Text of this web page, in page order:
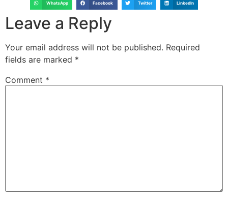
WhatsApp Facebook Twitter LinkedIn
Leave a Reply
Your email address will not be published. Required
fields are marked *
Comment *